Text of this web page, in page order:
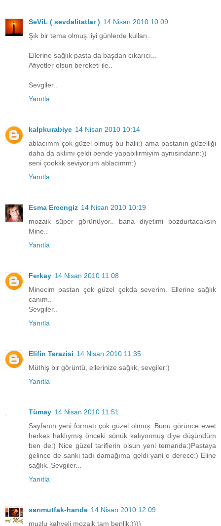
SeViL ( sevdalitatlar ) 14 Nisan 2010 10:09
Şık bir tema olmuş..iyi günlerde kullan..
Ellerine sağlık pasta da başdan cıkarıcı...
Afiyetler olsun bereketi ile..
Sevgiler..
Yanıtla
kalpkurabiye 14 Nisan 2010 10:14
ablacımm çok güzel olmuş bu halii:) ama pastanın güzelliği
daha da aklımı çeldi bende yapabilirmiyim aynısındann:))
seni çookkk seviyorum ablacımm:)
Yanıtla
Esma Ercengiz 14 Nisan 2010 10:19
mozaik süper görünüyor.. bana diyetimi bozdurtacaksın
Mine..
Yanıtla
Ferkay 14 Nisan 2010 11:08
Minecim pastan çok güzel çokda severim. Ellerine sağlık
canım..
Sevgiler..
Yanıtla
Elifin Terazisi 14 Nisan 2010 11:35
Müthiş bir görüntü, ellerinize sağlık, sevgiler:)
Yanıtla
Tümay 14 Nisan 2010 11:51
Sayfanın yeni formatı çok güzel olmuş. Bunu görünce ewet
herkes haklıymış önceki sönük kalıyormuş diye düşündüm
ben de:) Nice güzel tariflerin olsun yeni temanda:)Pastaya
gelince de sanki tadı damağıma geldi yani o derece:) Eline
sağlık. Sevgiler...
Yanıtla
sarımutfak-hande 14 Nisan 2010 12:09
muzlu kahveli mozaik tam benlik:))))